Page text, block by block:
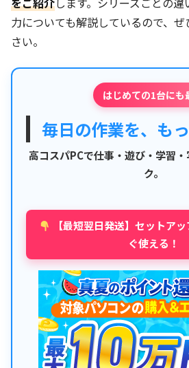
力についても解説しているので、
さい。
はじめての1台にも
毎日の作業を、も
高コスパPCで仕事・遊び・学習
ク。
【最短翌日発送】セットア
ぐ使える！